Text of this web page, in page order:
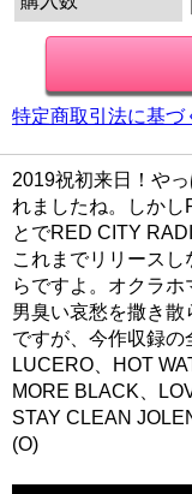
特定商取引法に基づ
2019祝初来日！や
れましたね。しかし
とでRED CITY
これまでリリース
らですよ。オクラ
男臭い哀愁を撒き
ですが、今作収録の
LUCERO、HOT
MORE BLACK、
STAY CLEAN
(O)